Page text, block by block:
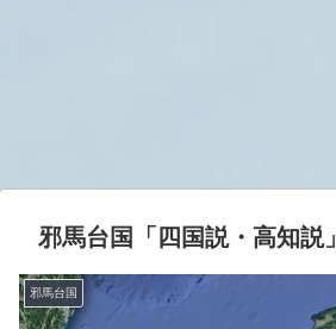
邪馬台国「四国説・高知説」
邪馬台国